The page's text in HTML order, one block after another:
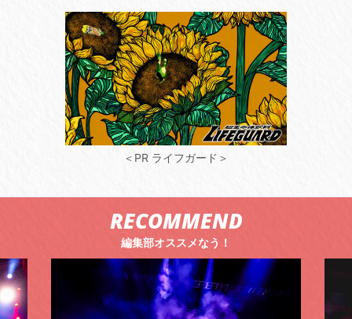
＜PR ライフガード＞
RECOMMEND
編集部オススメなう！